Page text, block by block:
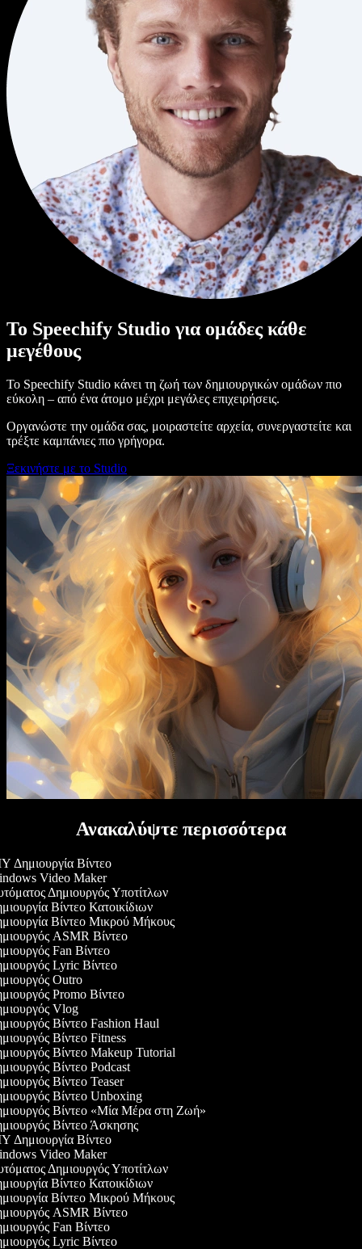
Το Speechify Studio για ομάδες κάθε
μεγέθους
Το Speechify Studio κάνει τη ζωή των δημιουργικών ομάδων πιο
εύκολη – από ένα άτομο μέχρι μεγάλες επιχειρήσεις.
Οργανώστε την ομάδα σας, μοιραστείτε αρχεία, συνεργαστείτε και
τρέξτε καμπάνιες πιο γρήγορα.
Ξεκινήστε με το Studio
Ανακαλύψτε περισσότερα
Δημιουργία Βίντεο
Video Maker
Δημιουργός Υποτίτλων
Βίντεο Κατοικίδιων
Βίντεο Μικρού Μήκους
ASMR Βίντεο
Fan Βίντεο
Lyric Βίντεο
Outro
Promo Βίντεο
Vlog
Βίντεο Fashion Haul
Βίντεο Fitness
Βίντεο Makeup Tutorial
Βίντεο Podcast
Βίντεο Teaser
Βίντεο Unboxing
Βίντεο «Μία Μέρα στη Ζωή»
Βίντεο Άσκησης
Δημιουργία Βίντεο
Video Maker
Δημιουργός Υποτίτλων
Βίντεο Κατοικίδιων
Βίντεο Μικρού Μήκους
ASMR Βίντεο
Fan Βίντεο
Lyric Βίντεο